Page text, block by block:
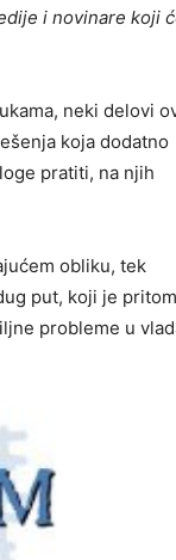
i novinare koji
neki delovi
koja dodatno
pratiti, na njih
obliku, tek
put, koji je pritom
probleme u